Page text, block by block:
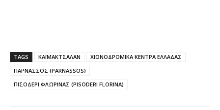
TAGS ΚΑΪΜΑΚΤΣΑΛΑΝ
ΧΙΟΝΟΔΡΟΜΙΚΑ ΚΕΝΤΡΑ ΕΛΛΑΔΑΣ
ΠΑΡΝΑΣΣΟΣ (PARNASSOS)
ΠΙΣΟΔΕΡΙ ΦΛΩΡΙΝΑΣ (PISODERI FLORINA)